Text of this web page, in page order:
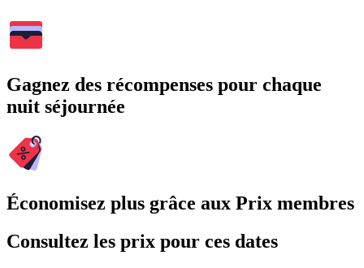
Gagnez des récompenses pour chaque
nuit séjournée
Économisez plus grâce aux Prix membres
Consultez les prix pour ces dates